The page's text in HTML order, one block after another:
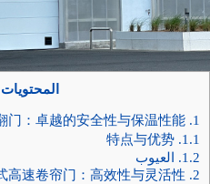
المحتويات
1.
1.1.
1.2. العيوب
2.